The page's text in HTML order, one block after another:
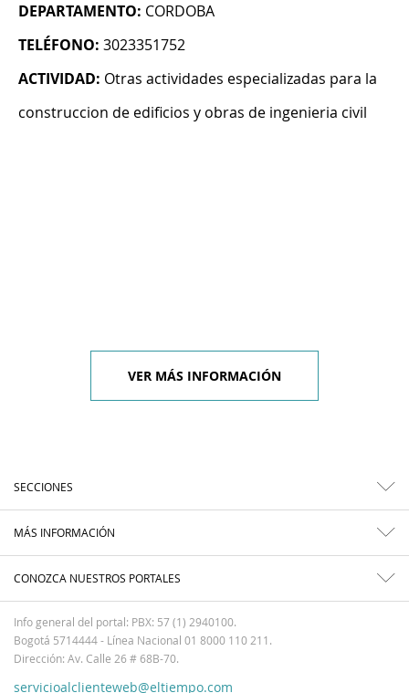
DEPARTAMENTO: CORDOBA
TELÉFONO: 3023351752
ACTIVIDAD: Otras actividades especializadas para la
construccion de edificios y obras de ingenieria civil
VER MÁS INFORMACIÓN
SECCIONES
MÁS INFORMACIÓN
CONOZCA NUESTROS PORTALES
Info general del portal: PBX: 57 (1) 2940100.
Bogotá 5714444 - Línea Nacional 01 8000 110 211.
Dirección: Av. Calle 26 # 68B-70.
servicioalclienteweb@eltiempo.com